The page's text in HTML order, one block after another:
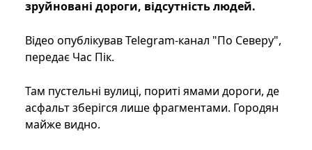
зруйновані дороги, відсутність людей.
Відео опублікував Telegram-канал "По Северу",
передає Час Пік.
Там пустельні вулиці, пориті ямами дороги, де
асфальт зберігся лише фрагментами. Городян
майже видно.